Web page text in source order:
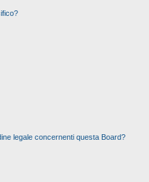
legale concernenti questa Board?